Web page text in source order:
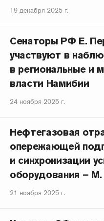
19 декабря 2025 г.
Сенаторы РФ Е.
участвуют в
в региональные и
власти Намибии
24 ноября 2025 г.
Нефтегазовая
опережающей
и синхронизации
оборудования –
21 ноября 2025 г.